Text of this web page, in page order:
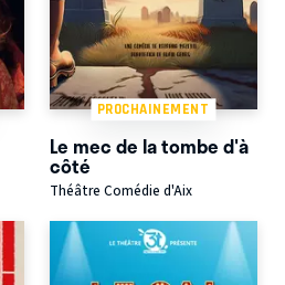
PROCHAINEMENT
Le mec de la tombe d'à
côté
Théâtre Comédie d'Aix